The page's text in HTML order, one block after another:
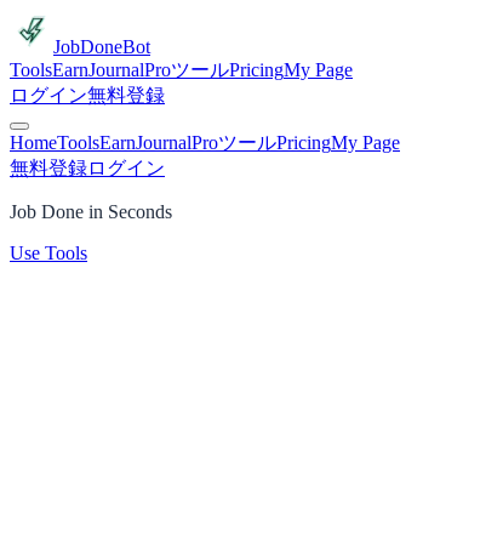
JobDoneBot
ToolsEarnJournalProツールPricingMy Page
ログイン無料登録
HomeToolsEarnJournalProツールPricingMy Page
無料登録ログイン
Job Done in Seconds
Use Tools